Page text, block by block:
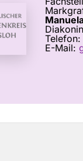
E-Mail: